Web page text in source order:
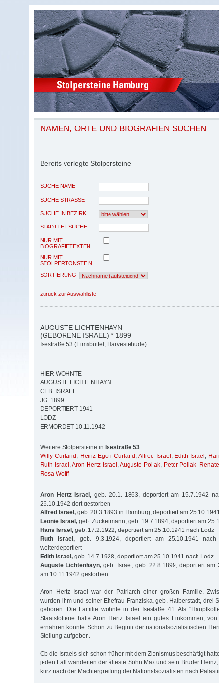
NAMEN, ORTE UND BIOGRAFIEN SUCHEN
Bereits verlegte Stolpersteine
SUCHE NAME
SUCHE STRASSE
SUCHE IN BEZIRK
STADTTEILSUCHE
NUR MIT
BIOGRAFIETEXTEN
NUR MIT
STOLPERTONSTEIN
SORTIERUNG
zurück zur Auswahlliste
AUGUSTE LICHTENHAYN
(GEBORENE ISRAEL) * 1899
Isestraße 53 (Eimsbüttel, Harvestehude)
HIER WOHNTE
AUGUSTE LICHTENHAYN
GEB. ISRAEL
JG. 1899
DEPORTIERT 1941
LODZ
ERMORDET 10.11.1942
Weitere Stolpersteine in Isestraße 53:
Willy Curland , Heinz Egon Curland ,Alfred Israel , Edith Israel ,
Ruth Israel ,Aron Hertz Israel ,Auguste Pollak, Peter Pollak,
Rosa Wolff
Aron Hertz Israel, geb. 20.1. 1863, deportiert am 15.7.1942
26.10.1942 dort gestorben
Alfred Israel, geb. 20.3.1893 in Hamburg, deportiert am
Leonie Israel, geb. Zuckermann, geb. 19.7.1894, deportiert am
Hans Israel, geb. 17.2.1922, deportiert am 25.10.1941 nach Lodz
Ruth Israel, geb. 9.3.1924, deportiert am 25.10.1941
weiterdeportiert
Edith Israel, geb. 14.7.1928, deportiert am 25.10.1941 nach Lodz
Auguste Lichtenhayn, geb. Israel, geb. 22.8.1899, deportiert am
am 10.11.1942 gestorben
Aron Hertz Israel war der Patriarch einer großen Familie.
wurden ihm und seiner Ehefrau Franziska, geb. Halberstadt, drei
geboren. Die Familie wohnte in der Isestaße 41. Als
Staatslotterie hatte Aron Hertz Israel ein gutes Einkommen,
ernähren konnte. Schon zu Beginn der nationalsozialistischen
Stellung aufgeben.
Ob die Israels sich schon früher mit dem Zionismus beschäftigt
jeden Fall wanderten der älteste Sohn Max und sein Bruder
kurz nach der Machtergreifung der Nationalsozialisten nach